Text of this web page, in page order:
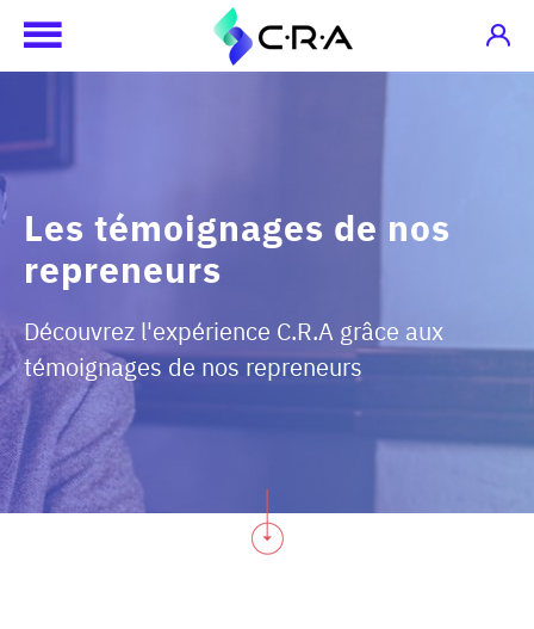
Les témoignages de nos
repreneurs
Découvrez l'expérience C.R.A grâce aux
témoignages de nos repreneurs